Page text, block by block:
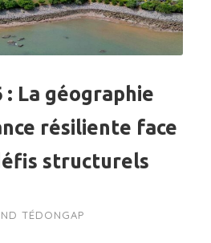
La géographie
résiliente face
structurels
TÉDONGAP